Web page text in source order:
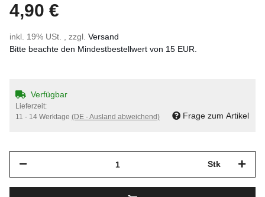
4,90 €
inkl. 19% USt. , zzgl. Versand
Bitte beachte den Mindestbestellwert von 15 EUR.
Verfügbar
Lieferzeit:
11 - 14 Werktage (DE - Ausland abweichend) Frage zum Artikel
Stk